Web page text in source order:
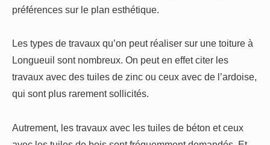
préférences sur le plan esthétique.
Les types de travaux qu’on peut réaliser sur une toiture à
Longueuil sont nombreux. On peut en effet citer les
travaux avec des tuiles de zinc ou ceux avec de l’ardoise,
qui sont plus rarement sollicités.
Autrement, les travaux avec les tuiles de béton et ceux